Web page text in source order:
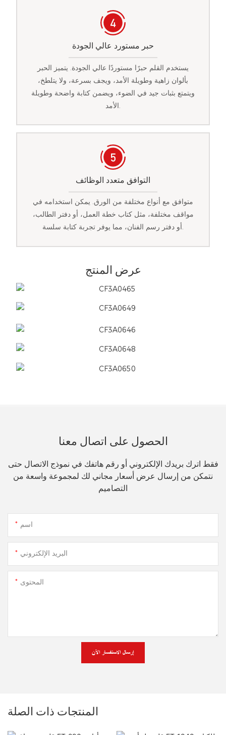
حبر مستورد عالي الجودة
يستخدم القلم حبرًا مستوردًا عالي الجودة. يتميز الحبر
بألوان زاهية وطويلة الأمد، ويجف بسرعة، ولا يتلطخ،
ويتمتع بثبات جيد في الضوء، ويضمن كتابة واضحة وطويلة
التوافق متعدد الوظائف
متوافق مع أنواع مختلفة من الورق. يمكن استخدامه في
مواقف مختلفة، مثل كتاب خطة العمل، أو دفتر الطالب،
أو دفتر رسم الفنان، مما يوفر تجربة كتابة سلسة.
عرض المنتج
الحصول على اتصال معنا
فقط اترك بريدك الإلكتروني أو رقم هاتفك في نموذج الاتصال حتى
نتمكن من إرسال عرض أسعار مجاني لك لمجموعة واسعة من
التصاميم
اسم
البريد الإلكتروني
المحتوى
إرسال الاستفسار الآن
المنتجات ذات الصلة